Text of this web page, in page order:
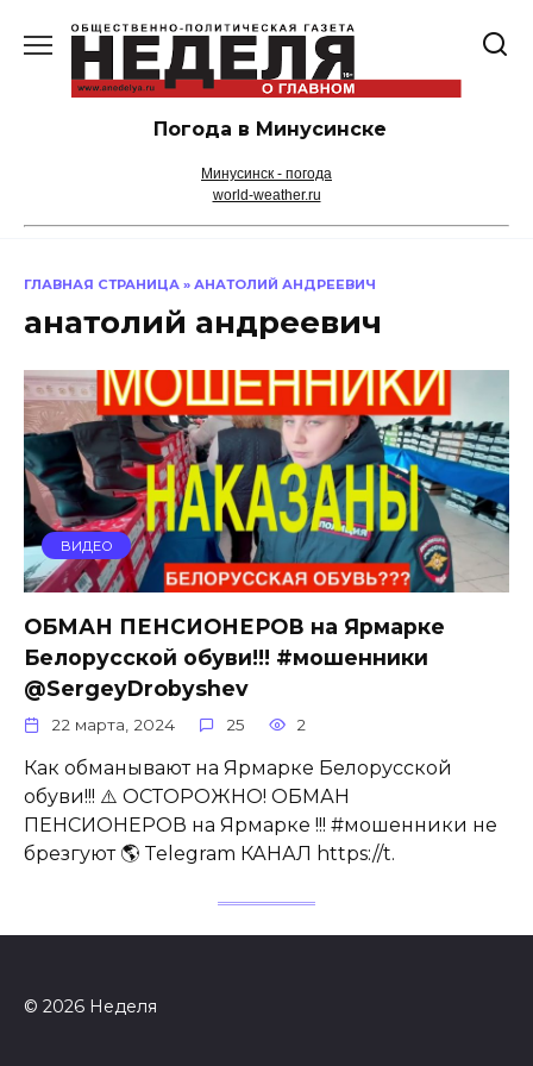
содержанию
Погода в Минусинске
Минусинск - погода
world-weather.ru
ГЛАВНАЯ СТРАНИЦА » АНАТОЛИЙ АНДРЕЕВИЧ
анатолий андреевич
ВИДЕО
ОБМАН ПЕНСИОНЕРОВ на Ярмарке
Белорусской обуви!!! #мошенники
@SergeyDrobyshev
22 марта, 2024 25 2
Как обманывают на Ярмарке Белорусской
обуви!!! ⚠️ ОСТОРОЖНО! ОБМАН
ПЕНСИОНЕРОВ на Ярмарке !!! #мошенники не
брезгуют 🌎 Telegram КАНАЛ https://t.
© 2026 Неделя